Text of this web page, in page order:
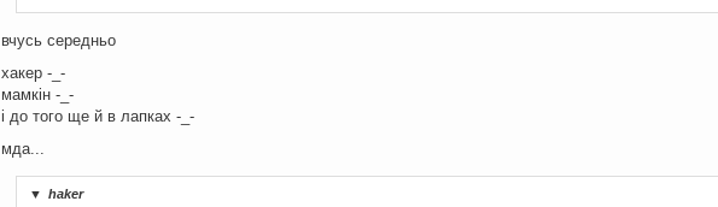
вчусь середньо
хакер -_-
мамкін -_-
і до того ще й в лапках -_-
мда...
▼ haker